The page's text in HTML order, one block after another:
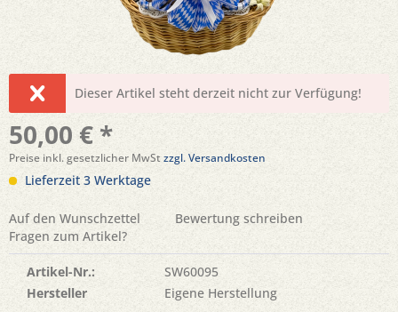
Dieser Artikel steht derzeit nicht zur Verfügung!
50,00 € *
Preise inkl. gesetzlicher MwStzzgl. Versandkosten
Lieferzeit 3 Werktage
Auf den Wunschzettel
Bewertung schreiben
Fragen zum Artikel?
Artikel-Nr.:
SW60095
Hersteller
Eigene Herstellung